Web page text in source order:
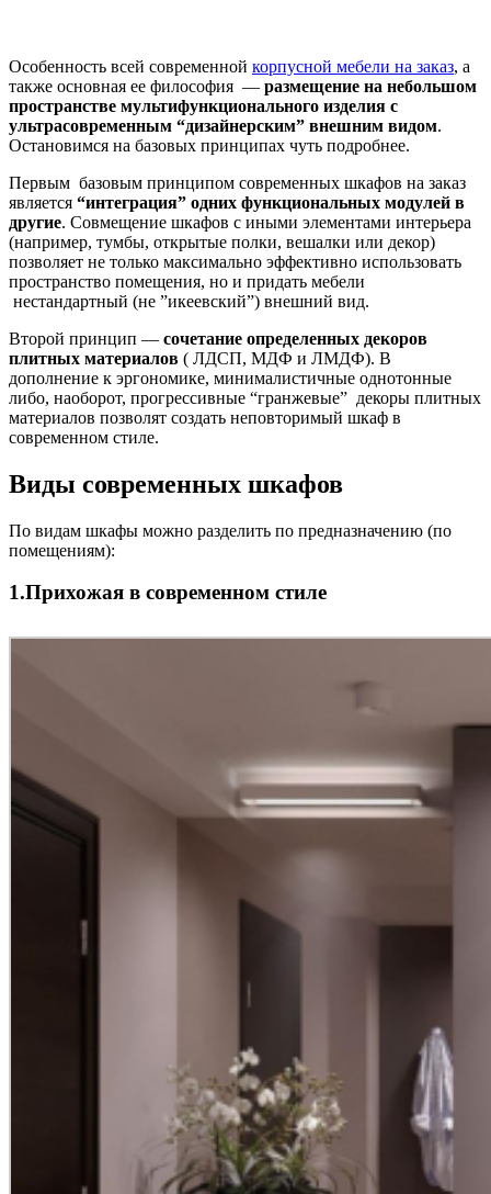
Особенность всей современной корпусной мебели на заказ, а
также основная ее философия — размещение на небольшом
пространстве мультифункционального изделия с
ультрасовременным “дизайнерским” внешним видом.
Остановимся на базовых принципах чуть подробнее.
Первым базовым принципом современных шкафов на заказ
является “интеграция” одних функциональных модулей в
другие. Совмещение шкафов с иными элементами интерьера
(например, тумбы, открытые полки, вешалки или декор)
позволяет не только максимально эффективно использовать
пространство помещения, но и придать мебели
нестандартный (не ”икеевский”) внешний вид.
Второй принцип — сочетание определенных декоров
плитных материалов ( ЛДСП, МДФ и ЛМДФ). В
дополнение к эргономике, минималистичные однотонные
либо, наоборот, прогрессивные “гранжевые” декоры плитных
материалов позволят создать неповторимый шкаф в
современном стиле.
Виды современных шкафов
По видам шкафы можно разделить по предназначению (по
помещениям):
1.Прихожая в современном стиле